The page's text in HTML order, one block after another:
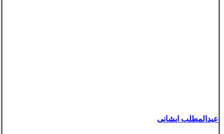
عبدالمطلب ایشانی